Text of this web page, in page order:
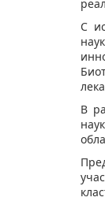
С
В